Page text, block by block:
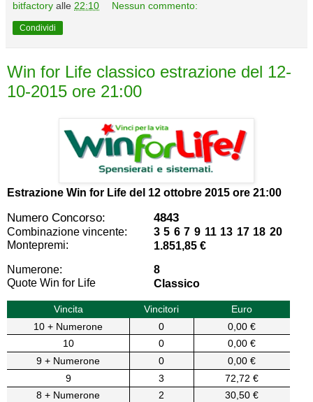
bitfactory alle 22:10 Nessun commento:
Condividi
Win for Life classico estrazione del 12-
10-2015 ore 21:00
Estrazione Win for Life del 12 ottobre 2015 ore 21:00
Numero Concorso: 4843
Combinazione vincente:
3 5 6 7 9 11 13 17 18 20
Montepremi:
1.851,85 €
Numerone:
8
Quote Win for Life
Classico
Vincita Vincitori
Euro
10 + Numerone
0
0,00 €
10
0
0,00 €
9 + Numerone
0
0,00 €
9
3
72,72 €
8 + Numerone
2
30,50 €